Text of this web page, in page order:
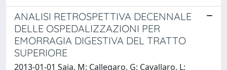
ANALISI RETROSPETTIVA DECENNALE
DELLE OSPEDALIZZAZIONI PER
EMORRAGIA DIGESTIVA DEL TRATTO
SUPERIORE
2013-01-01 Saia, M; Callegaro, G; Cavallaro, L;